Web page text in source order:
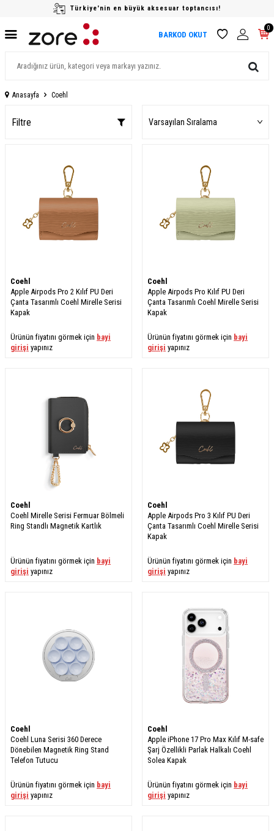
Türkiye'nin en büyük aksesuar toptancısı!
BARKOD OKUT
0
Anasayfa Coehl
Filtre
Coehl
Apple Airpods Pro 2 Kılıf PU Deri
Çanta Tasarımlı Coehl Mirelle Serisi
Kapak
Ürünün fiyatını görmek için bayi
girişi yapınız
Coehl
Apple Airpods Pro Kılıf PU Deri
Çanta Tasarımlı Coehl Mirelle Serisi
Kapak
Ürünün fiyatını görmek için bayi
girişi yapınız
Coehl
Coehl Mirelle Serisi Fermuar Bölmeli
Ring Standlı Magnetik Kartlık
Ürünün fiyatını görmek için bayi
girişi yapınız
Coehl
Apple Airpods Pro 3 Kılıf PU Deri
Çanta Tasarımlı Coehl Mirelle Serisi
Kapak
Ürünün fiyatını görmek için bayi
girişi yapınız
Coehl
Coehl Luna Serisi 360 Derece
Dönebilen Magnetik Ring Stand
Telefon Tutucu
Ürünün fiyatını görmek için bayi
girişi yapınız
Coehl
Apple iPhone 17 Pro Max Kılıf M-safe
Şarj Özellikli Parlak Halkalı Coehl
Solea Kapak
Ürünün fiyatını görmek için bayi
girişi yapınız